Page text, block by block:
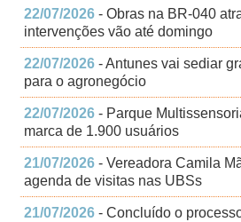
22/07/2026 - Obras na BR-040
intervenções vão até domingo
22/07/2026 - Antunes vai sediar
para o agronegócio
22/07/2026 - Parque
marca de 1.900 usuários
21/07/2026 - Vereadora Camila
agenda de visitas nas UBSs
21/07/2026 - Concluído o